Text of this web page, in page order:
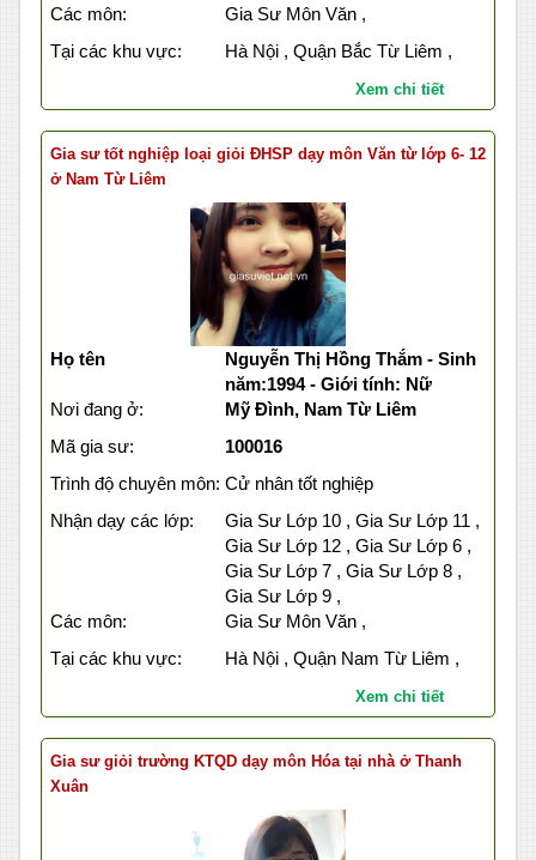
Các môn:
Gia Sư Môn Văn ,
Tại các khu vực:
Hà Nội , Quận Bắc Từ Liêm ,
Xem chi tiết
Gia sư tốt nghiệp loại giỏi ĐHSP dạy môn Văn từ lớp 6- 12
ở Nam Từ Liêm
Họ tên
Nguyễn Thị Hồng Thắm - Sinh
năm:1994 - Giới tính: Nữ
Nơi đang ở:
Mỹ Đình, Nam Từ Liêm
Mã gia sư:
100016
Trình độ chuyên môn: Cử nhân tốt nghiệp
Nhận dạy các lớp:
Gia Sư Lớp 10 , Gia Sư Lớp 11 ,
Gia Sư Lớp 12 , Gia Sư Lớp 6 ,
Gia Sư Lớp 7 , Gia Sư Lớp 8 ,
Gia Sư Lớp 9 ,
Các môn:
Gia Sư Môn Văn ,
Tại các khu vực:
Hà Nội , Quận Nam Từ Liêm ,
Xem chi tiết
Gia sư giỏi trường KTQD dạy môn Hóa tại nhà ở Thanh
Xuân